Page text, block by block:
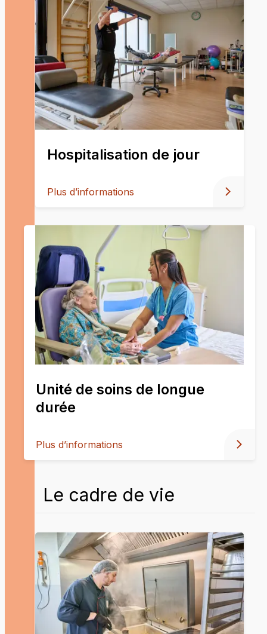
Hospitalisation de jour
Plus d’informations
Unité de soins de longue
durée
Plus d’informations
Le cadre de vie